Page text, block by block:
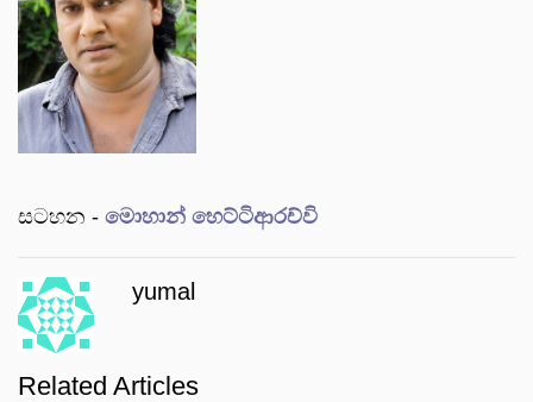
සටහන - මොහාන් හෙට්ටිආරච්වි
yumal
Related Articles